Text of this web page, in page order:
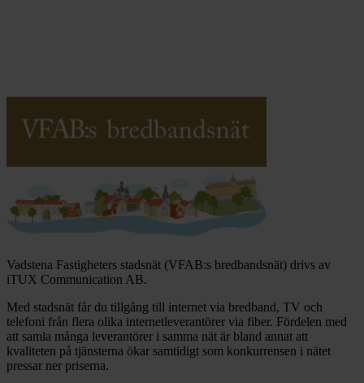
Vadstena Fastigheters stadsnät (VFAB:s bredbandsnät) drivs av
iTUX Communication AB.
Med stadsnät får du tillgång till internet via bredband, TV och
telefoni från flera olika internetleverantörer via fiber. Fördelen med
att samla många leverantörer i samma nät är bland annat att
kvaliteten på tjänsterna ökar samtidigt som konkurrensen i nätet
pressar ner priserna.